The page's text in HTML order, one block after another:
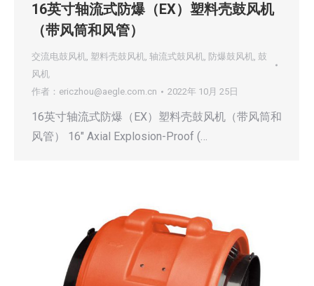
16英寸轴流式防爆（EX）塑料壳鼓风机
（带风筒和风管）
交流电鼓风机, 塑料壳鼓风机, 轴流式鼓风机, 防爆鼓风机, 鼓
风机
作者： ericzhou@aegle.com.cn 2022年 10月 25日
16英寸轴流式防爆（EX）塑料壳鼓风机（带风筒和
风管） 16″ Axial Explosion-Proof (…